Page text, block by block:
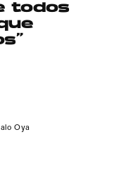
agency. TODOS LOS
todos
Oya